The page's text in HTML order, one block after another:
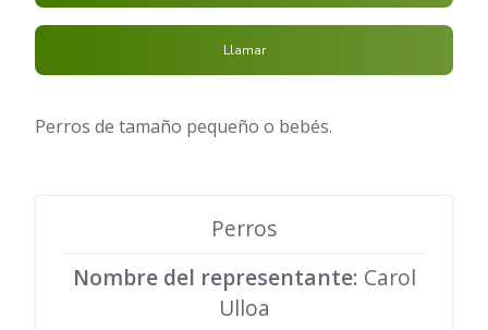
Llamar
Perros de tamaño pequeño o bebés.
Perros
Nombre del representante: Carol
Ulloa